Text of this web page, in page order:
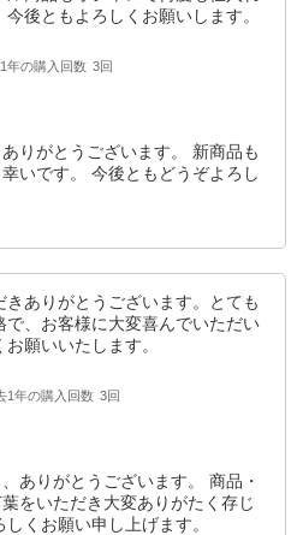
後ともよろしくお願いします。
年の購入回数 3回
りがとうございます。 新商品も
いです。 今後ともどうぞよろし
ありがとうございます。とても
、お客様に大変喜んでいただい
願いいたします。
1年の購入回数 3回
ありがとうございます。 商品・
をいただき大変ありがたく存じ
くお願い申し上げます。